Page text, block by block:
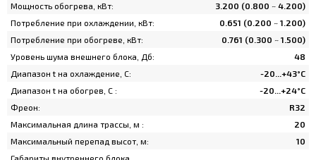
Мощность обогрева, кВт:
3.200 (0.800 ~ 4.200)
Потребление при охлаждении, кВт:
0.651 (0.200 ~ 1.200)
Потребление при обогреве, кВт:
0.761 (0.300 ~ 1.500)
Уровень шума внешнего блока, Дб:
48
Диапазон t на охлаждение, C:
-20...+43°C
Диапазон t на обогрев, C :
-20...+24°C
Фреон:
R32
Максимальная длина трассы, м :
20
Максимальный перепад высот, м:
10